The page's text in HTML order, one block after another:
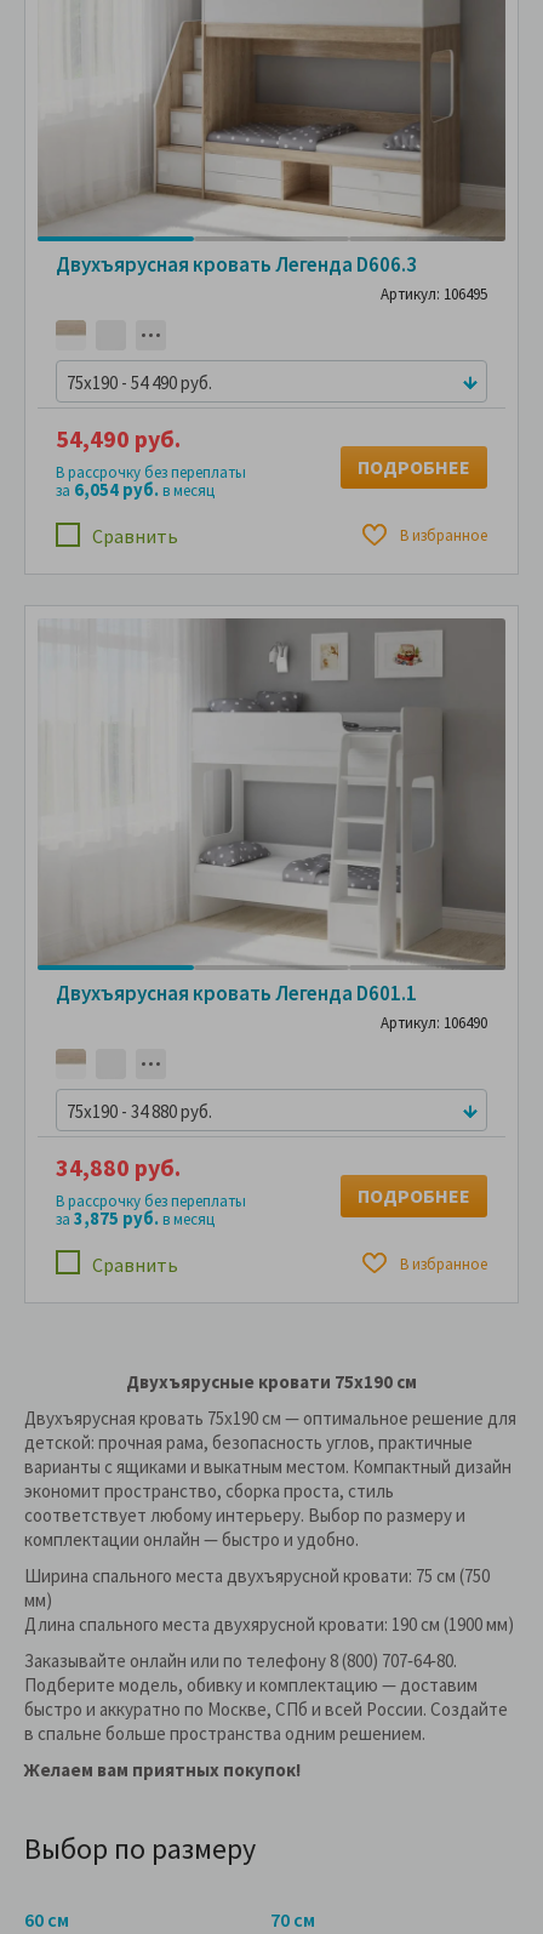
Двухъярусная кровать Легенда D606.3
Артикул: 106495
75x190 - 54 490 руб.
Сравнить В избранное
54,490 руб.
В рассрочку без переплаты
за 6,054 руб.в месяц
ПОДРОБНЕЕ
Двухъярусная кровать Легенда D601.1
Артикул: 106490
75x190 - 34 880 руб.
Сравнить В избранное
34,880 руб.
В рассрочку без переплаты
за 3,875 руб.в месяц
ПОДРОБНЕЕ
Двухъярусные кровати 75x190 см
Двухъярусная кровать 75x190 см — оптимальное решение для
детской: прочная рама, безопасность углов, практичные
варианты с ящиками и выкатным местом. Компактный дизайн
экономит пространство, сборка проста, стиль
соответствует любому интерьеру. Выбор по размеру и
комплектации онлайн — быстро и удобно.
Ширина спального места двухъярусной кровати: 75 см (750
мм)
Длина спального места двухярусной кровати: 190 см (1900 мм)
Заказывайте онлайн или по телефону 8 (800) 707‑64‑80.
Подберите модель, обивку и комплектацию — доставим
быстро и аккуратно по Москве, СПб и всей России. Создайте
в спальне больше пространства одним решением.
Желаем вам приятных покупок!
Выбор по размеру
60 см 70 см